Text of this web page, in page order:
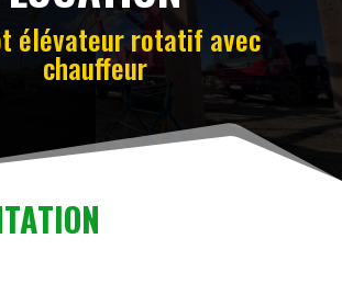
élévateur rotatif avec
chauffeur